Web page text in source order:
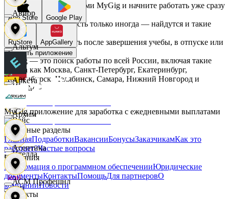
Зенден
Инканто
Интер С
Вайс
Ителла
kari
Авиор
Альтум
Аркета
Архим
Асептика
АСМ Профешнл
Воспользуйтесь услугами MyGig и начните работать уже сразу
после отклика.
А если нужна занятость только иногда — найдутся и такие
предложения.
Начните зарабатывать после завершения учебы, в отпуске или
в выходные.
MyGig — это поиск работы по всей России, включая такие
города как Москва, Санкт-Петербург, Екатеринбург,
Новосибирск, Челябинск, Самара, Нижний Новгород и
другие.
App Store Google Play
RuStore
AppGallery
Скачать приложение
MyGig приложение для заработка с ежедневными выплатами
Основные разделы
ГлавнаяПодработкиВакансииБонусыЗаказчикамКак это
работает?Частые вопросы
Компания
Информация о программном обеспеченииЮридические
документыКонтактыПомощьДля партнеровО
компанииНовости
Контакты